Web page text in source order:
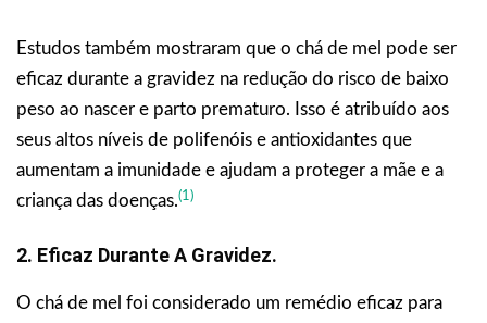
Estudos também mostraram que o chá de mel pode ser
eficaz durante a gravidez na redução do risco de baixo
peso ao nascer e parto prematuro. Isso é atribuído aos
seus altos níveis de polifenóis e antioxidantes que
aumentam a imunidade e ajudam a proteger a mãe e a
criança das doenças.(1)
2. Eficaz Durante A Gravidez.
O chá de mel foi considerado um remédio eficaz para